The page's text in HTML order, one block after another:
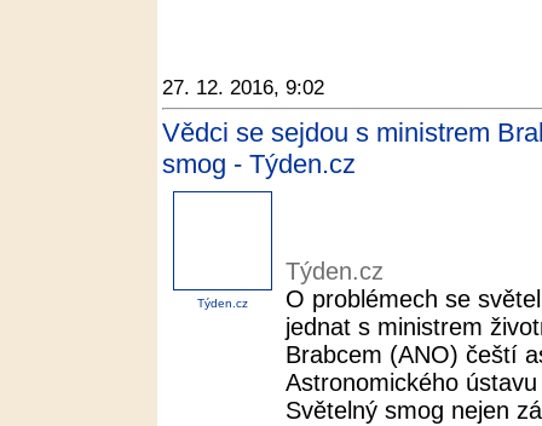
27. 12. 2016, 9:02
Vědci se sejdou s ministrem
smog - Týden.cz
Týden.cz
Týden.cz
O problémech se
jednat s ministrem
Brabcem (ANO) čeští
Astronomického
Světelný smog nejen